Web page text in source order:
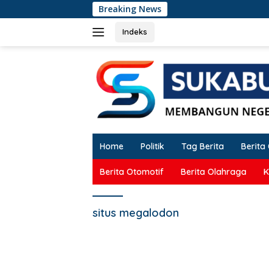
ke
Breaking News
Indeks
Home Politik Tag Berita Berita
Berita Otomotif Berita Olahraga
situs megalodon